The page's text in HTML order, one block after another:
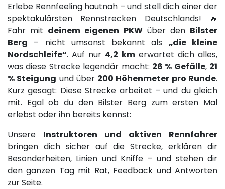
Erlebe Rennfeeling hautnah – und stell dich einer der
spektakulärsten Rennstrecken Deutschlands! 🔥
Fahr mit deinem eigenen PKWüber den Bilster
Berg – nicht umsonst bekannt als „die kleine
Nordschleife“. Auf nur 4,2 kmerwartet dich alles,
was diese Strecke legendär macht: 26 % Gefälle, 21
% Steigung und über 200 Höhenmeter pro Runde.
Kurz gesagt: Diese Strecke arbeitet – und du gleich
mit. Egal ob du den Bilster Berg zum ersten Mal
erlebst oder ihn bereits kennst:
Unsere Instruktoren und aktiven Rennfahrer
bringen dich sicher auf die Strecke, erklären dir
Besonderheiten, Linien und Kniffe – und stehen dir
den ganzen Tag mit Rat, Feedback und Antworten
zur Seite.